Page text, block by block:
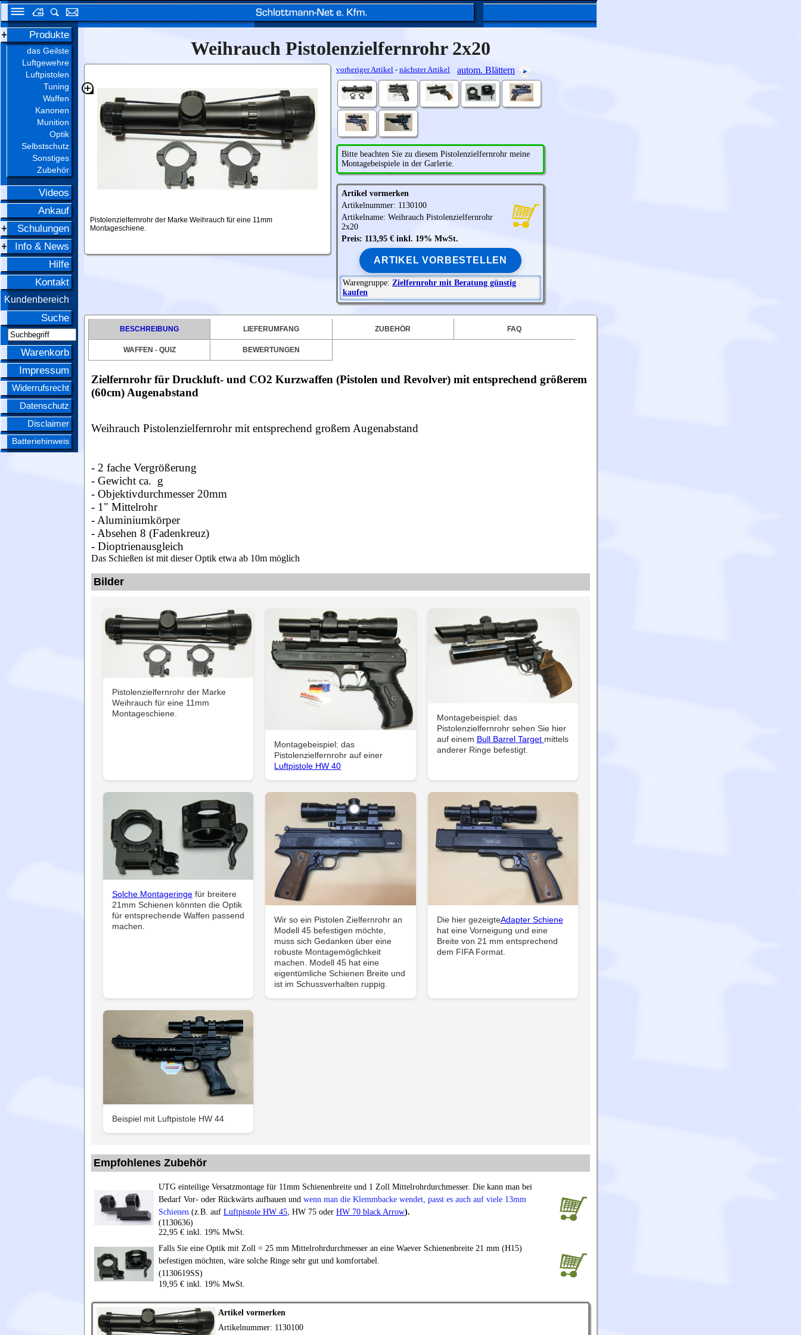
Produkte
das Geilste
Luftgewehre
Luftpistolen
Tuning
Waffen
Kanonen
Munition
Optik
Selbstschutz
Sonstiges
Zubehör
Videos
Ankauf
Schulungen
Info & News
Hilfe
Kontakt
Kundenbereich
Suche
Warenkorb
Impressum
Widerrufsrecht
Datenschutz
Disclaimer
Batteriehinweis
Weihrauch Pistolenzielfernrohr 2x20
Pistolenzielfernrohr der Marke Weihrauch für eine 11mm
Montageschiene.
vorheriger Artikel - nächster Artikel autom. Blättern
Bitte beachten Sie zu diesem Pistolenzielfernrohr meine
Montagebeispiele in der Garlerie.
Artikel vormerken
Artikelnummer: 1130100
Artikelname: Weihrauch Pistolenzielfernrohr
2x20
Preis: 113,95 € inkl. 19% MwSt.
ARTIKEL VORBESTELLEN
Warengruppe: Zielfernrohr mit Beratung günstig
kaufen
BESCHREIBUNG LIEFERUMFANG ZUBEHÖR FAQ
WAFFEN - QUIZ BEWERTUNGEN
Zielfernrohr für Druckluft- und CO2 Kurzwaffen (Pistolen und Revolver) mit entsprechend größerem
(60cm) Augenabstand
Weihrauch Pistolenzielfernrohr mit entsprechend großem Augenabstand
- 2 fache Vergrößerung
- Gewicht ca. g
- Objektivdurchmesser 20mm
- 1" Mittelrohr
- Aluminiumkörper
- Absehen 8 (Fadenkreuz)
- Dioptrienausgleich
Das Schießen ist mit dieser Optik etwa ab 10m möglich
Bilder
Pistolenzielfernrohr der Marke
Weihrauch für eine 11mm
Montageschiene.
Montagebeispiel: das
Pistolenzielfernrohr auf einer
Luftpistole HW 40
Montagebeispiel: das
Pistolenzielfernrohr sehen Sie hier
auf einem Bull Barrel Target mittels
anderer Ringe befestigt.
Solche Montageringe für breitere
21mm Schienen könnten die Optik
für entsprechende Waffen passend
machen.
Wir so ein Pistolen Zielfernrohr an
Modell 45 befestigen möchte,
muss sich Gedanken über eine
robuste Montagemöglichkeit
machen. Modell 45 hat eine
eigentümliche Schienen Breite und
ist im Schussverhalten ruppig.
Die hier gezeigteAdapter Schiene
hat eine Vorneigung und eine
Breite von 21 mm entsprechend
dem FIFA Format.
Beispiel mit Luftpistole HW 44
Empfohlenes Zubehör
UTG einteilige Versatzmontage für 11mm Schienenbreite und 1 Zoll Mittelrohrdurchmesser. Die kann man bei
Bedarf Vor- oder Rückwärts aufbauen und wenn man die Klemmbacke wendet, passt es auch auf viele 13mm
Schienen (z.B. auf Luftpistole HW 45, HW 75 oder HW 70 black Arrow).
(1130636)
22,95 € inkl. 19% MwSt.
Falls Sie eine Optik mit Zoll = 25 mm Mittelrohrdurchmesser an eine Waever Schienenbreite 21 mm (H15)
befestigen möchten, wäre solche Ringe sehr gut und komfortabel.
(1130619SS)
19,95 € inkl. 19% MwSt.
Artikel vormerken
Artikelnummer: 1130100